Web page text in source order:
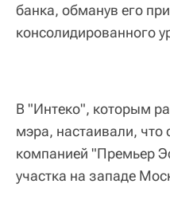
банка, обманув его
консолидированного
В "Интеко", которым
мэра, настаивали, что
компанией "Премьер
участка на западе